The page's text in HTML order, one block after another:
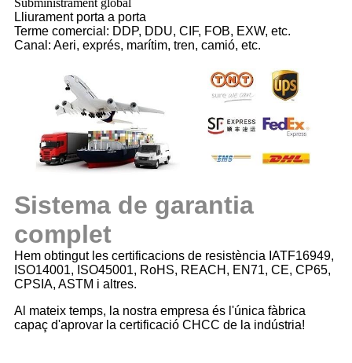
Subministrament global
Lliurament porta a porta
Terme comercial: DDP, DDU, CIF, FOB, EXW, etc.
Canal: Aeri, exprés, marítim, tren, camió, etc.
Sistema de garantia
complet
Hem obtingut les certificacions de resistència IATF16949,
ISO14001, ISO45001, RoHS, REACH, EN71, CE, CP65,
CPSIA, ASTM i altres.
Al mateix temps, la nostra empresa és l'única fàbrica
capaç d'aprovar la certificació CHCC de la indústria!